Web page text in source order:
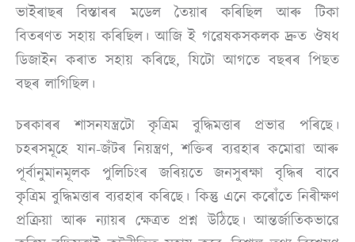
ভাইৰাছৰ বিস্তাৰৰ মডেল তৈয়াৰ কৰিছিল আৰু টিকা
বিতৰণত সহায় কৰিছিল। আজি ই গৱেষকসকলক দ্ৰুত ঔষধ
ডিজাইন কৰাত সহায় কৰিছে, যিটো আগতে বছৰৰ পিছত
বছৰ লাগিছিল।
চৰকাৰৰ শাসনযন্ত্ৰটো কৃত্ৰিম বুদ্ধিমত্তাৰ প্ৰভাৱ পৰিছে।
চহৰসমূহে যান-জঁটৰ নিয়ন্ত্ৰণ, শক্তিৰ ব্যৱহাৰ কমোৱা আৰু
পূৰ্বানুমানমূলক পুলিচিংৰ জৰিয়তে জনসুৰক্ষা বৃদ্ধিৰ বাবে
কৃত্ৰিম বুদ্ধিমত্তাৰ ব্যৱহাৰ কৰিছে। কিন্তু এনে কৰোঁতে নিৰীক্ষণ
প্ৰক্ৰিয়া আৰু ন্যায়ৰ ক্ষেত্ৰত প্ৰশ্ন উঠিছে। আন্তৰ্জাতিকভাৱে